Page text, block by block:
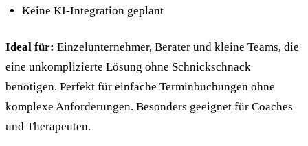
Keine KI-Integration geplant
Ideal für: Einzelunternehmer, Berater und kleine Teams, die
eine unkomplizierte Lösung ohne Schnickschnack
benötigen. Perfekt für einfache Terminbuchungen ohne
komplexe Anforderungen. Besonders geeignet für Coaches
und Therapeuten.